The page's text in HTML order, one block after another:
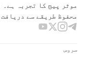
موثر پیج کا تجربہ ہے۔
محفوظ طریقے سے دریافت
سروس